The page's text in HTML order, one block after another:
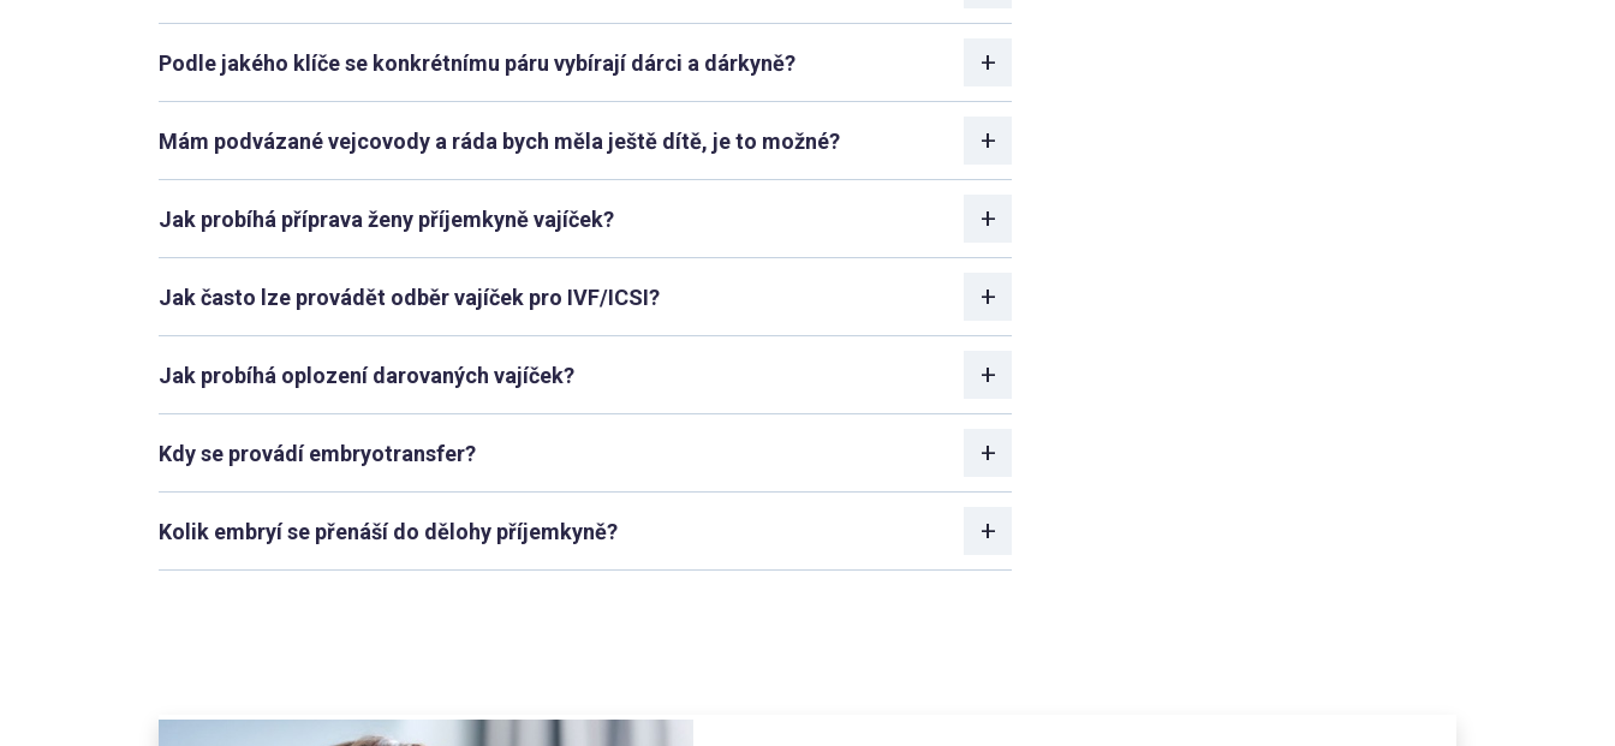
Podle jakého klíče se konkrétnímu páru vybírají dárci a dárkyně?
Mám podvázané vejcovody a ráda bych měla ještě dítě, je to možné?
Jak probíhá příprava ženy příjemkyně vajíček?
Jak často lze provádět odběr vajíček pro IVF/ICSI?
Jak probíhá oplození darovaných vajíček?
Kdy se provádí embryotransfer?
Kolik embryí se přenáší do dělohy příjemkyně?